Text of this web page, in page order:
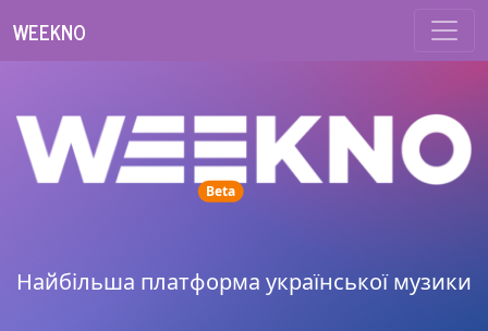
WEEKNO
Betaunread messages
Найбільша платформа української музики